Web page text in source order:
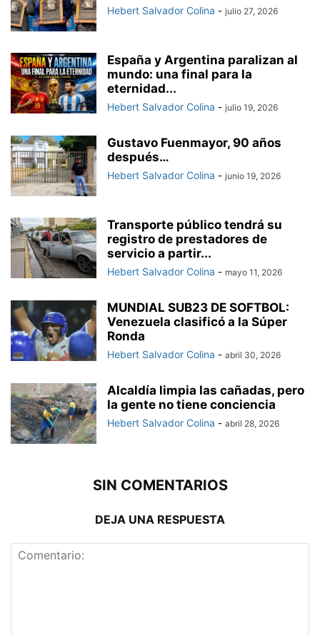
Hebert Salvador Colina - julio 27, 2026
España y Argentina paralizan al
mundo: una final para la
eternidad...
Hebert Salvador Colina - julio 19, 2026
Gustavo Fuenmayor, 90 años
después…
Hebert Salvador Colina - junio 19, 2026
Transporte público tendrá su
registro de prestadores de
servicio a partir...
Hebert Salvador Colina - mayo 11, 2026
MUNDIAL SUB23 DE SOFTBOL:
Venezuela clasificó a la Súper
Ronda
Hebert Salvador Colina - abril 30, 2026
Alcaldía limpia las cañadas, pero
la gente no tiene conciencia
Hebert Salvador Colina - abril 28, 2026
SIN COMENTARIOS
DEJA UNA RESPUESTA